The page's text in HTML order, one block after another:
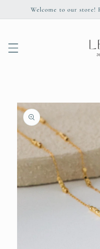
Skip toWelcome to our store!
Skip to
product
information